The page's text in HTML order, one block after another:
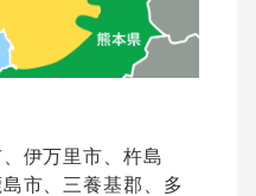
伊万里市、杵島
市、三養基郡、多